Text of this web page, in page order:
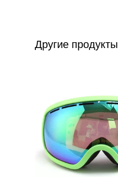
Другие продукты